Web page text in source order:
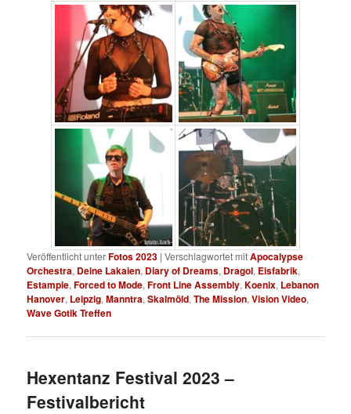
Veröffentlicht unterFotos 2023 |Verschlagwortet mitApocalypse
Orchestra, Deine Lakaien, Diary of Dreams, Dragol, Eisfabrik,
Estampie,Forced to Mode,Front Line Assembly,Koenix, Lebanon
Hanover, Leipzig,Manntra,Skalmöld,The Mission,Vision Video,
Wave Gotik Treffen
Hexentanz Festival 2023 –
Festivalbericht